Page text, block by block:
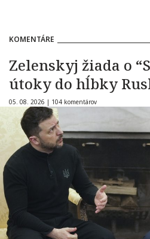
KOMENTÁRE
Zelenskyj žiada o
útoky do hĺbky
05. 08. 2026 | 104 komentárov